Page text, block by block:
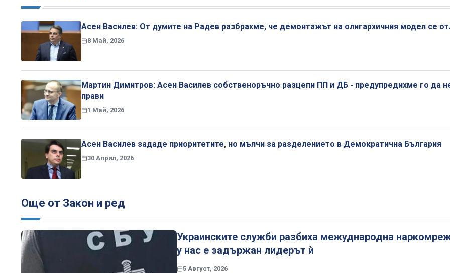
Асен Василев: От думите на Радев разбрахме, че демонтажът на олигархичния модел се
8 Май, 2026
Мартин Димитров: Асен Василев собственоръчно разцепи ПП и ДБ - предупредихме го да
прави
1 Май, 2026
Асен Василев зададе приоритетите, но мълчи за разделението в Демократична България
30 Април, 2026
Още от Закон и ред
Украинските служби разбиха межуднародна
у нас е задържан лидерът ѝ
5 Август, 2026